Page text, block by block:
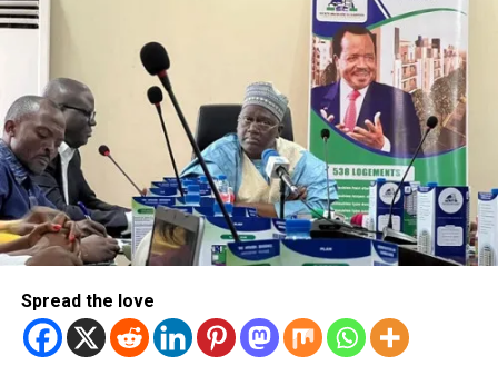
Spread the love